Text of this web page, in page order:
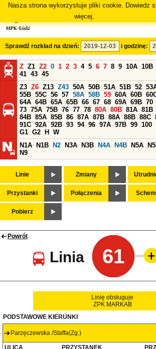
Nasza strona wykorzystuje pliki cookie. Dowiedz
więcej.
Sprawdź rozkład na dzień: i godzinę:
Z Z1 Z2 0 1 2 3 4 5 6 7 8 9 10A 10B
41 43 45
Z3 Z6 Z13 Z43 50A 50B 51A 51B 52
55B 55C 56 57 58A 58B 59 60A 60B
64A 64B 65A 65B 66 67 68 69A 69B 70
73 75A 75B 76 77 78 80A 80B 81A 81B
84B 85A 85B 86 87A 87B 88A 88B 88C
91C 92A 92B 93 94 96 97A 97B 99 100
G1 G2 H
W
N1A
N1B N2 N3A N3B N4A N4B N5A
N9
Linie Zmiany
Przystanki Połączenia
Pobierz
Powrót
Linia 61
Linię obsługuje
ZPK MARKAB
PODSTAWOWE KIERUNKI
Parzęczewska /Staffa(Zg.)
ULICA PRZYSTANEK